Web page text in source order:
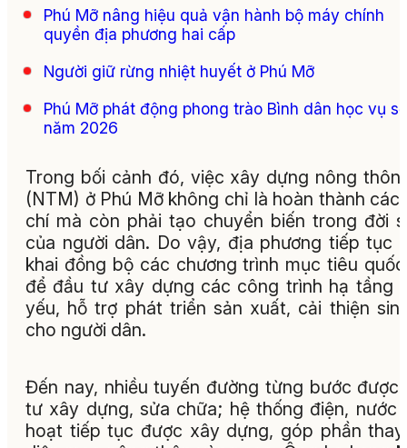
Phú Mỡ nâng hiệu quả vận hành bộ máy chính
quyền địa phương hai cấp
Người giữ rừng nhiệt huyết ở Phú Mỡ
Phú Mỡ phát động phong trào Bình dân học vụ số
năm 2026
Trong bối cảnh đó, việc xây dựng nông thôn
(NTM) ở Phú Mỡ không chỉ là hoàn thành các
chí mà còn phải tạo chuyển biến trong đời
của người dân. Do vậy, địa phương tiếp tục
khai đồng bộ các chương trình mục tiêu
để đầu tư xây dựng các công trình hạ tầng
yếu, hỗ trợ phát triển sản xuất, cải thiện
cho người dân.
Đến nay, nhiều tuyến đường từng bước được
tư xây dựng, sửa chữa; hệ thống điện, nước
hoạt tiếp tục được xây dựng, góp phần